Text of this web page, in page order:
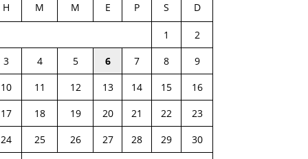
H M M E P S D
1
2
3
4 5 6 7 8
9
10
11 12 13 14 15
16
17
18 19 20 21 22
23
24
25 26 27 28 29
30